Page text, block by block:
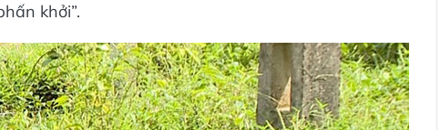
khởi”.